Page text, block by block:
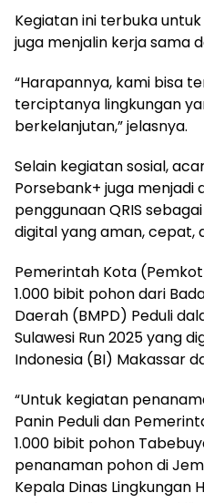
Kegiatan ini terbuka
juga menjalin kerja sama
“Harapannya, kami bisa
terciptanya lingkungan
berkelanjutan,” jelasnya.
Selain kegiatan sosial,
Porsebank+ juga
penggunaan QRIS
digital yang aman, cepat,
Pemerintah Kota
1.000 bibit pohon dari
Daerah (BMPD) Peduli
Sulawesi Run 2025 yang
Indonesia (BI) Makassar
“Untuk kegiatan
Panin Peduli dan
1.000 bibit pohon
penanaman pohon di
Kepala Dinas Lingkungan